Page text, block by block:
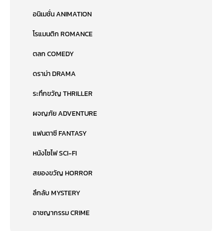
อนิเมชั่น ANIMATION
โรแมนติก ROMANCE
ตลก COMEDY
ดราม่า DRAMA
ระทึกขวัญ THRILLER
ผจญภัย ADVENTURE
แฟนตาซี FANTASY
หนังไซไฟ SCI-FI
สยองขวัญ HORROR
ลึกลับ MYSTERY
อาชญากรรม CRIME